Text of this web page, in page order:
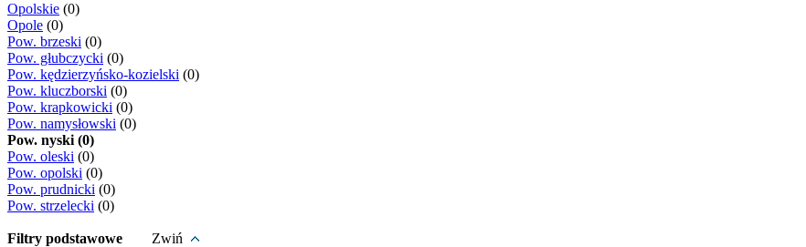
Opolskie (0)
Opole (0)
Pow. brzeski (0)
Pow. głubczycki (0)
Pow. kędzierzyńsko-kozielski (0)
Pow. kluczborski (0)
Pow. krapkowicki (0)
Pow. namysłowski (0)
Pow. nyski (0)
Pow. oleski (0)
Pow. opolski (0)
Pow. prudnicki (0)
Pow. strzelecki (0)
Filtry podstawowe Zwiń